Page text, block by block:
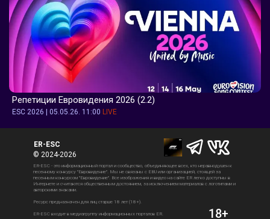
Репетиции Евровидения 2026 (2.2)
ESC 2026 | 05.05.26. 11:00 LIVE
18+
ER-ESC
© 2024-2026
ER-ESC - это информационный портал и сообщество, объединяющее всех, кто неравнодушен к
песенному конкурсу "Евровидение". Мы не связаны с EBU или организацией, стоящей за
песенным конкурсом "Евровидение". Все изображения и видео на сайте ER легко доступны в
Интернете и считаются общественным достоянием, за исключением материалов с логотипами и
авторскими знаками.
Ресурс предназначен для лиц старше 18 лет (18+).
ER-ESC входит в медиагруппу информационных порталов ER.